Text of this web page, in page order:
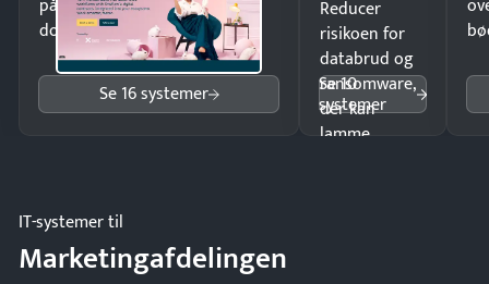
på minutter og mist ingen
dokumenter.
Se 16 systemer
Reducer
risikoen for
databrud og
ransomware,
der kan
lamme
Se 10
systemer
IT-systemer til
Marketingafdelingen